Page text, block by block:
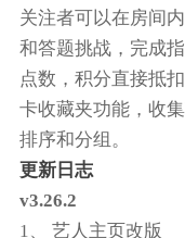
关注者可以在房间
和答题挑战，完成
点数，积分直接抵
卡收藏夹功能，收
排序和分组。
更新日志
v3.26.2
1、 艺人主页改版